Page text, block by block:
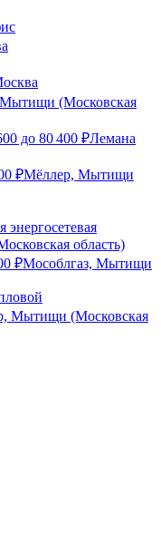
(Московская
до 80 400 ₽Лемана
₽Мёллер, Мытищи
энергосетевая
область)
₽Мособлгаз, Мытищи
Мытищи (Московская